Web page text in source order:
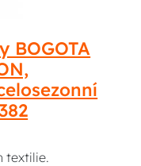
BOGOTA
textilie.